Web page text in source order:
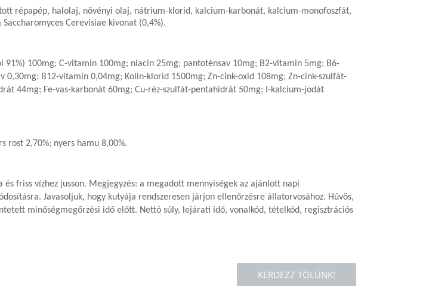
répapép, halolaj, növényi olaj, nátrium-klorid, kalcium-karbonát, kalcium-monofoszfát,
Saccharomyces Cerevisiae kivonat (0,4%).
100mg; C-vitamin 100mg; niacin 25mg; pantoténsav 10mg; B2-vitamin 5mg; B6-
B12-vitamin 0,04mg; Kolin-klorid 1500mg; Zn-cink-oxid 108mg; Zn-cink-szulfát-
44mg; Fe-vas-karbonát 60mg; Cu-réz-szulfát-pentahidrát 50mg; I-kalcium-jodát
rost 2,70%; nyers hamu 8,00%.
friss vízhez jusson. Megjegyzés: a megadott mennyiségek az ajánlott napi
Javasoljuk, hogy kutyája rendszeresen járjon ellenőrzésre állatorvosához. Hűvös,
minőségmegőrzési idő előtt. Nettó súly, lejárati idő, vonalkód, tételkód, regisztrációs
KÉRDEZZ TŐLÜNK!